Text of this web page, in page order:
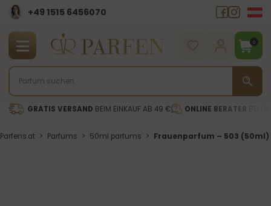
+49 1515 6456070
0
GRATIS VERSAND BEIM EINKAUF AB 49 € ONLINE BERATER
Parfens.at > Parfums > 50ml parfums > Frauenparfum – 503 (50ml)